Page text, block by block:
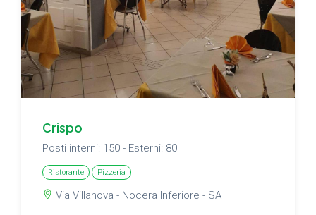
Crispo
Posti interni: 150 - Esterni: 80
Ristorante Pizzeria
Via Villanova - Nocera Inferiore - SA